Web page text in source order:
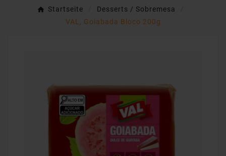
Startseite
Desserts / Sobremesa
VAL, Goiabada Bloco 200g